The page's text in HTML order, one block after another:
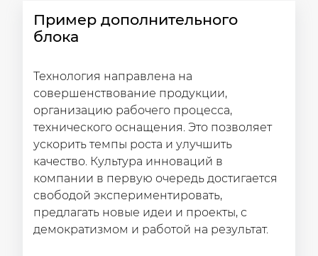
Пример дополнительного
блока
Технология направлена на
совершенствование продукции,
организацию рабочего процесса,
технического оснащения. Это позволяет
ускорить темпы роста и улучшить
качество. Культура инноваций в
компании в первую очередь достигается
свободой экспериментировать,
предлагать новые идеи и проекты, с
демократизмом и работой на результат.